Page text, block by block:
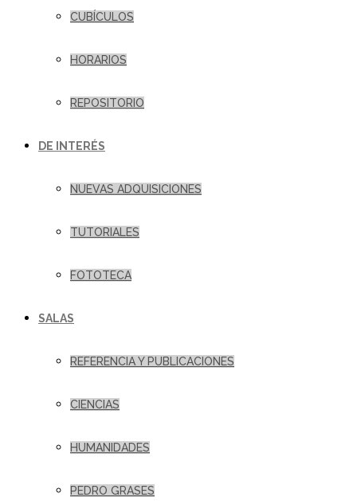
CUBÍCULOS
HORARIOS
REPOSITORIO
DE INTERÉS
NUEVAS ADQUISICIONES
TUTORIALES
FOTOTECA
SALAS
REFERENCIA Y PUBLICACIONES
CIENCIAS
HUMANIDADES
PEDRO GRASES